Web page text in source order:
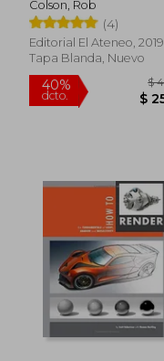
Colson, Rob
(4)
Editorial El Ateneo, 2019,
Tapa Blanda, Nuevo